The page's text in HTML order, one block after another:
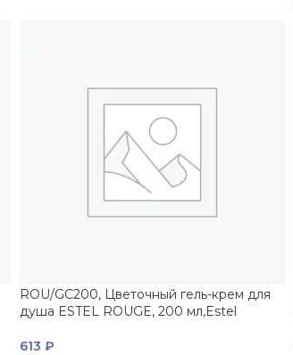
ROU/GC200, Цветочный гель-крем для
душа ESTEL ROUGE, 200 мл,Estel
613₽